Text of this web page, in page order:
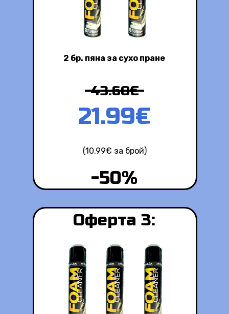
2 бр. пяна за сухо пране
-50%
Оферта 3:
(10.99€ за брой)
43.60€
21.99€